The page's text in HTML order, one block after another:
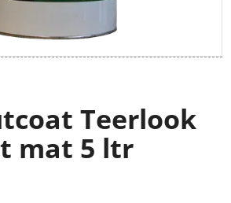
Teerlook
mat 5 ltr